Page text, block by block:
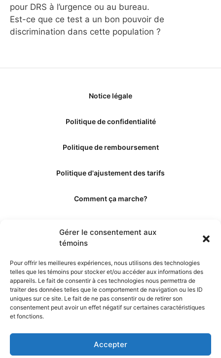
Gérer le consentement aux
témoins
Pour offrir les meilleures expériences, nous utilisons des technologies
telles que les témoins pour stocker et/ou accéder aux informations des
appareils. Le fait de consentir à ces technologies nous permettra de
traiter des données telles que le comportement de navigation ou les ID
uniques sur ce site. Le fait de ne pas consentir ou de retirer son
consentement peut avoir un effet négatif sur certaines caractéristiques
et fonctions.
Accepter
pour DRS à l’urgence ou au bureau.
Est-ce que ce test a un bon pouvoir de
discrimination dans cette population ?
Notice légale
Politique de confidentialité
Politique de remboursement
Politique d'ajustement des tarifs
Comment ça marche?
Les éditeurs
Les experts et collaborateurs